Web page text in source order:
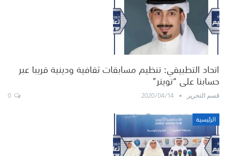
اتحاد التطبيقي: تنظيم مسابقات ثقافية ودينية قريبا عبر
حسابنا على “تويتر”
قسم التحرير 2020/04/14
الرئيسية